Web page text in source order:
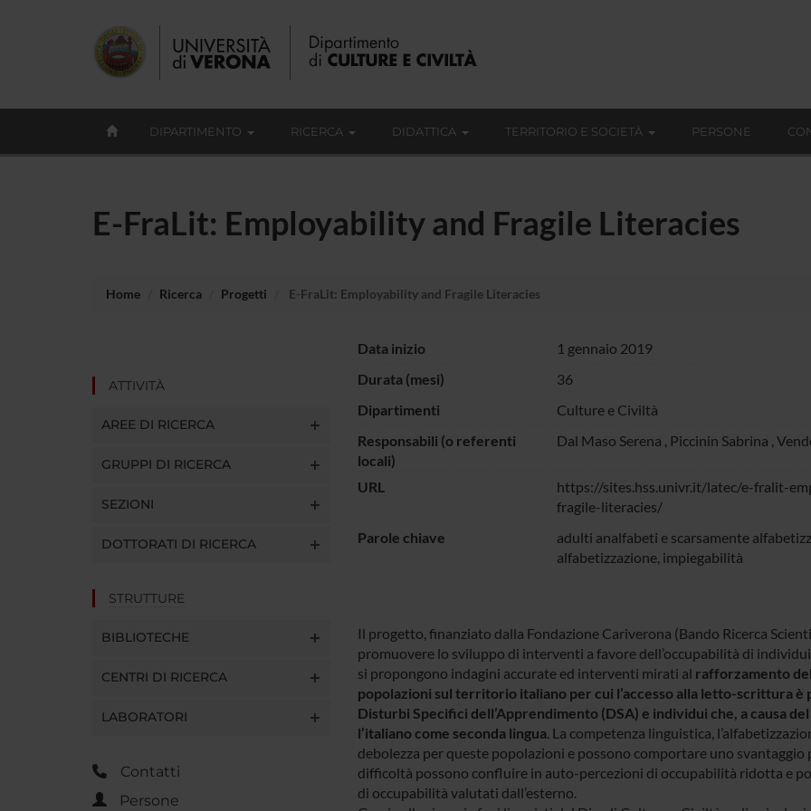
DIPARTIMENTO RICERCA DIDATTICA TERRITORIO E SOCIETÀ PERSONE
E-FraLit: Employability and Fragile Literacies
Home Ricerca Progetti E-FraLit: Employability and Fragile Literacies
ATTIVITÀ
AREE DI RICERCA
GRUPPI DI RICERCA
SEZIONI
DOTTORATI DI RICERCA
STRUTTURE
BIBLIOTECHE
CENTRI DI RICERCA
LABORATORI
Contatti
Persone
Data inizio
1 gennaio 2019
Durata (mesi)
36
Dipartimenti
Culture e Civiltà
Responsabili (o referenti
locali)
Dal Maso Serena , Piccinin Sabrina ,
URL
https://sites.hss.univr.it/latec/e-fralit-
fragile-literacies/
Parole chiave
adulti analfabeti e scarsamente
alfabetizzazione, impiegabilità
Il progetto, finanziato dalla Fondazione Cariverona (Bando Ricerca
promuovere lo sviluppo di interventi a favore dell’occupabilità di
si propongono indagini accurate ed interventi mirati al rafforzamento
popolazioni sul territorio italiano per cui l’accesso alla letto-scrittura
Disturbi Specifici dell’Apprendimento (DSA) e individui che, a causa
l’italiano come seconda lingua. La competenza linguistica,
debolezza per queste popolazioni e possono comportare uno svantaggio
difficoltà possono confluire in auto-percezioni di occupabilità ridotta e
di occupabilità valutati dall’esterno.